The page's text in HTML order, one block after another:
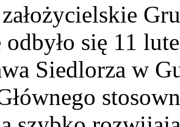
odbyło się 11
Siedlorza w